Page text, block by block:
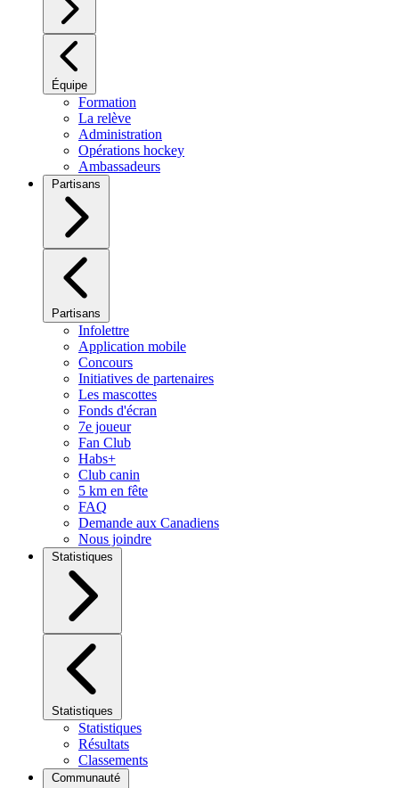
Équipe
Formation
La relève
Administration
Opérations hockey
Ambassadeurs
Partisans
Partisans
Infolettre
Application mobile
Concours
Initiatives de partenaires
Les mascottes
Fonds d'écran
7e joueur
Fan Club
Habs+
Club canin
5 km en fête
FAQ
Demande aux Canadiens
Nous joindre
Statistiques
Statistiques
Statistiques
Résultats
Classements
Communauté